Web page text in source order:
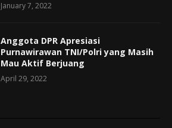
January 7, 2022
Anggota DPR Apresiasi
Purnawirawan TNI/Polri yang Masih
Mau Aktif Berjuang
April 29, 2022